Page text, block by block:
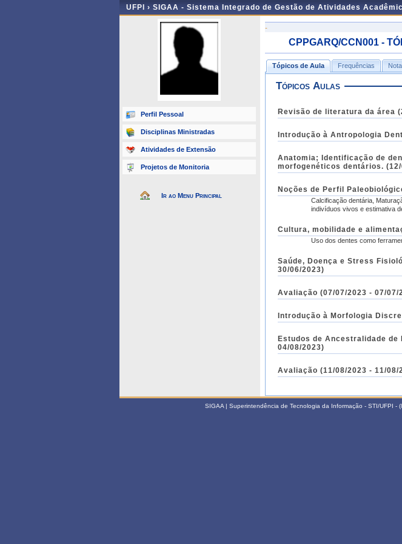
UFPI › SIGAA - Sistema Integrado de Gestão de Atividades
Perfil Pessoal
Disciplinas Ministradas
Atividades de Extensão
Projetos de Monitoria
Ir ao Menu Principal
-
CPPGARQ/CCN001 -
Tópicos de Aula Frequências
Tópicos Aulas
Revisão de literatura da área
Introdução à Antropologia
Anatomia; Identificação de
morfogenéticos dentários.
Noções de Perfil
Calcificação dentária,
indivíduos vivos e estimativa
Cultura, mobilidade e
Uso dos dentes como
Saúde, Doença e Stress
30/06/2023)
Avaliação (07/07/2023 - 07/07/
Introdução à Morfologia
Estudos de Ancestralidade
04/08/2023)
Avaliação (11/08/2023 - 11/08/
SIGAA | Superintendência de Tecnologia da Informação - STI/UFPI -